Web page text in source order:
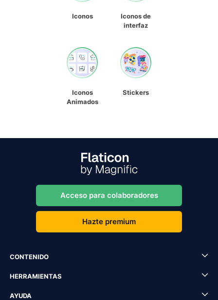
Iconos
Iconos de
interfaz
Iconos
Animados
Stickers
Acceso para colaboradores
Hazte premium
CONTENIDO
HERRAMIENTAS
AYUDA